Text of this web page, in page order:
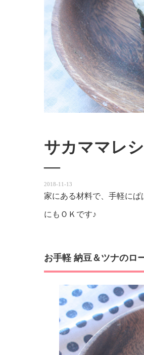
サカママレ
―
2018-11-13
家にある材料で、手軽に
にもＯＫです♪
お手軽 納豆＆ツナのロ